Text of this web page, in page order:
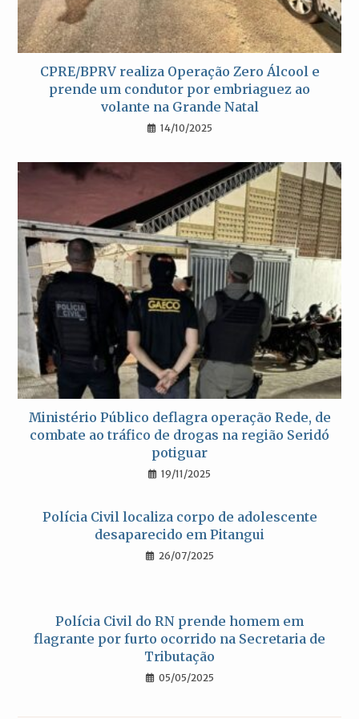
CPRE/BPRV realiza Operação Zero Álcool e
prende um condutor por embriaguez ao
volante na Grande Natal
14/10/2025
Ministério Público deflagra operação Rede, de
combate ao tráfico de drogas na região Seridó
potiguar
19/11/2025
Polícia Civil localiza corpo de adolescente
desaparecido em Pitangui
26/07/2025
Polícia Civil do RN prende homem em
flagrante por furto ocorrido na Secretaria de
Tributação
05/05/2025